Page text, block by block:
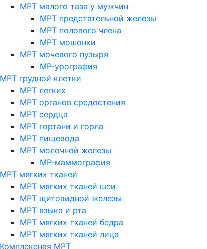
МРТ малого таза у мужчин
МРТ предстательной железы
МРТ полового члена
МРТ мошонки
МРТ мочевого пузыря
МР-урография
МРТ грудной клетки
МРТ легких
МРТ органов средостения
МРТ сердца
МРТ гортани и горла
МРТ пищевода
МРТ молочной железы
МР-маммография
МРТ мягких тканей
МРТ мягких тканей шеи
МРТ щитовидной железы
МРТ языка и рта
МРТ мягких тканей бедра
МРТ мягких тканей лица
Комплексная МРТ